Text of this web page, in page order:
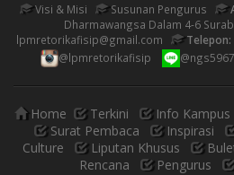
Visi & Misi Susunan Pengurus
Dharmawangsa Dalam 4-6
lpmretorikafisip@gmail.com
Telepon:
@lpmretorikafisip
Home Terkini Info Kampus
Surat Pembaca
Inspirasi
Culture
Liputan Khusus
Rencana
Pengurus